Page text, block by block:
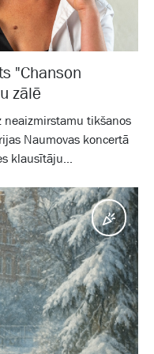
"Chanson
zālē
tikšanos
Naumovas koncertā
klausītāju...